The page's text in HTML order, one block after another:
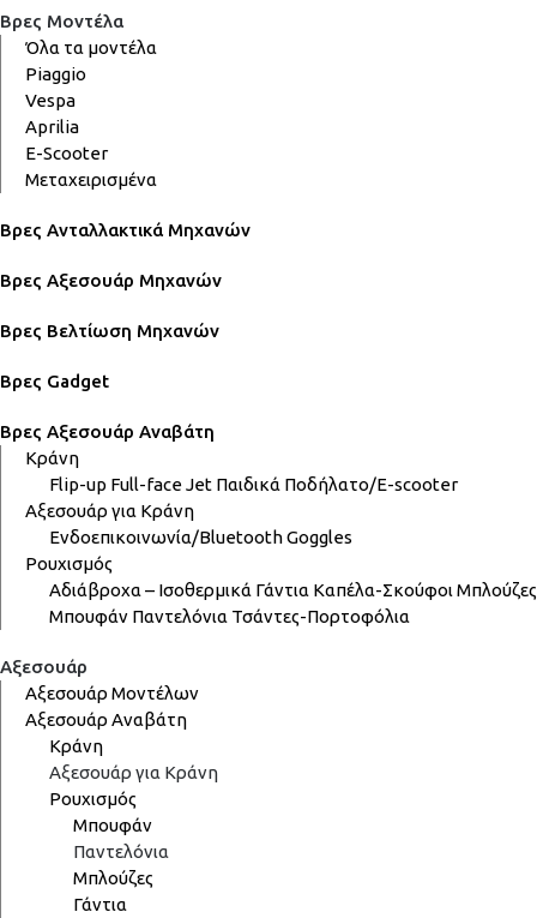
Βρες Μοντέλα
Όλα τα μοντέλα
Piaggio
Vespa
Aprilia
E-Scooter
Μεταχειρισμένα
Βρες Ανταλλακτικά Μηχανών
Βρες Αξεσουάρ Μηχανών
Βρες Βελτίωση Μηχανών
Βρες Gadget
Βρες Αξεσουάρ Αναβάτη
Κράνη
Flip-up Full-faceJet Παιδικά Ποδήλατο/E-scooter
Αξεσουάρ για Κράνη
Ενδοεπικοινωνία/BluetoothGoggles
Ρουχισμός
Αδιάβροχα – Ισοθερμικά Γάντια Καπέλα-Σκούφοι Μπλούζες
Μπουφάν Παντελόνια Τσάντες-Πορτοφόλια
Αξεσουάρ
Αξεσουάρ Μοντέλων
Αξεσουάρ Αναβάτη
Κράνη
Αξεσουάρ για Κράνη
Ρουχισμός
Μπουφάν
Παντελόνια
Μπλούζες
Γάντια